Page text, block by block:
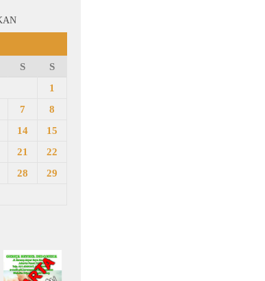
S
S
1
7
8
14
15
21
22
28
29